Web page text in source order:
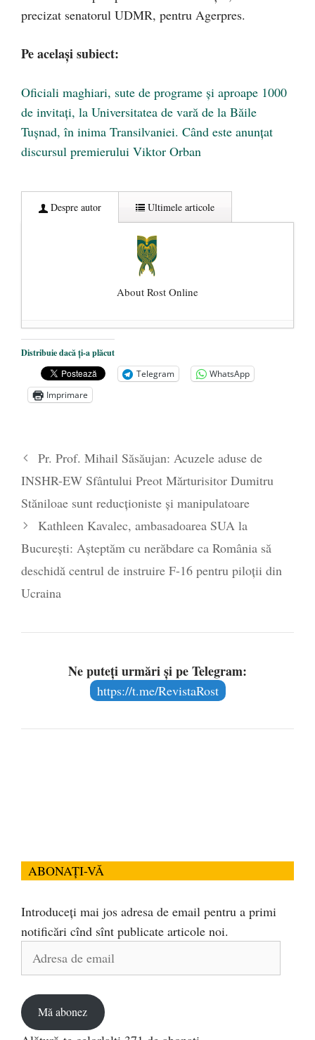
precizat senatorul UDMR, pentru Agerpres.
Pe același subiect:
Oficiali maghiari, sute de programe și aproape 1000
de invitați, la Universitatea de vară de la Băile
Tușnad, în inima Transilvaniei. Când este anunțat
discursul premierului Viktor Orban
Despre autor Ultimele articole
About Rost Online
Dezvăluiri cutremurătoare despre
președintele Ucrainei, Volodymyr
Zelensky
- 13 mai 2026
Statul care servește Națiunea
poetului Octavian Goga, înlăturat din Iași
- 16 aprilie 2026
Distribuie dacă ți-a plăcut
Telegram
WhatsApp
Imprimare
Pr. Prof. Mihail Săsăujan: Acuzele aduse de
INSHR-EW Sfântului Preot Mărturisitor Dumitru
Stăniloae sunt reducționiste și manipulatoare
Kathleen Kavalec, ambasadoarea SUA la
București: Așteptăm cu nerăbdare ca România să
deschidă centrul de instruire F-16 pentru piloții din
Ucraina
Ne puteți urmări și pe Telegram:
https://t.me/RevistaRost
ABONAȚI-VĂ
Introduceți mai jos adresa de email pentru a primi
notificări cînd sînt publicate articole noi.
Mă abonez